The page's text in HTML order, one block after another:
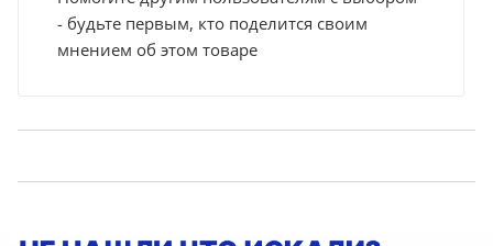
- будьте первым, кто поделится своим
мнением об этом товаре